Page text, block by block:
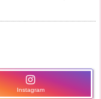
Instagram